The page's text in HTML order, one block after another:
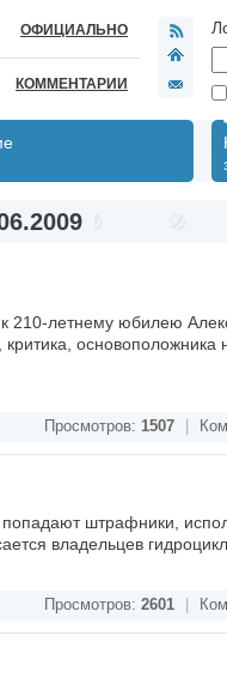
ОФИЦИАЛЬНО
КОММЕНТАРИИ
210-летнему юбилею
основоположника
Просмотров: 1507
попадают штрафники,
владельцев
Просмотров: 2601